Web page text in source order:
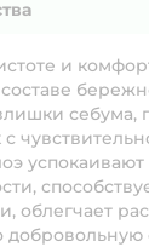
и
себума,
облегчает